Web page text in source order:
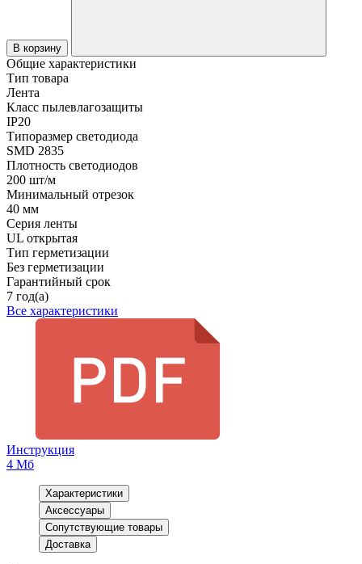
В корзину
Общие характеристики
Тип товара
Лента
Класс пылевлагозащиты
IP20
Типоразмер светодиода
SMD 2835
Плотность светодиодов
200 шт/м
Минимальный отрезок
40 мм
Серия ленты
UL открытая
Тип герметизации
Без герметизации
Гарантийный срок
7 год(а)
Все характеристики
Инструкция
4 Мб
Характеристики
Аксессуары
Сопутствующие товары
Доставка